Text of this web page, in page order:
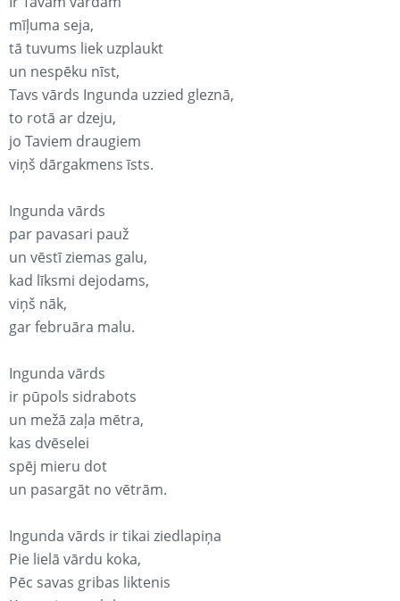
mīļuma seja,
tā tuvums liek uzplaukt
un nespēku nīst,
Tavs vārds Ingunda uzzied gleznā,
to rotā ar dzeju,
jo Taviem draugiem
viņš dārgakmens īsts.
Ingunda vārds
par pavasari pauž
un vēstī ziemas galu,
kad līksmi dejodams,
viņš nāk,
gar februāra malu.
Ingunda vārds
ir pūpols sidrabots
un mežā zaļa mētra,
kas dvēselei
spēj mieru dot
un pasargāt no vētrām.
Ingunda vārds ir tikai ziedlapiņa
Pie lielā vārdu koka,
Pēc savas gribas liktenis